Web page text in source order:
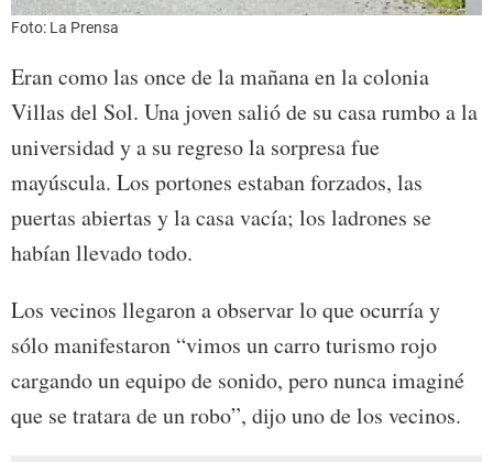
Foto: La Prensa
Eran como las once de la mañana en la colonia
Villas del Sol. Una joven salió de su casa rumbo a la
universidad y a su regreso la sorpresa fue
mayúscula. Los portones estaban forzados, las
puertas abiertas y la casa vacía; los ladrones se
habían llevado todo.
Los vecinos llegaron a observar lo que ocurría y
sólo manifestaron “vimos un carro turismo rojo
cargando un equipo de sonido, pero nunca imaginé
que se tratara de un robo”, dijo uno de los vecinos.